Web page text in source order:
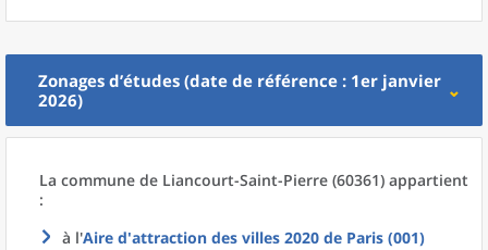
Zonages d’études (date de référence : 1er janvier
2026)
La commune de Liancourt-Saint-Pierre (60361) appartient
:
à l'Aire d'attraction des villes 2020 de Paris (001)